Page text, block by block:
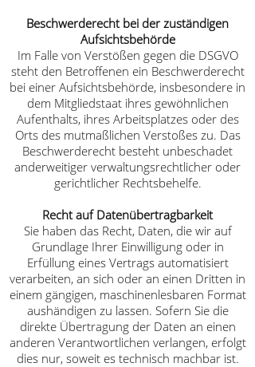
Beschwerde­recht bei der zuständigen
Aufsichts­behörde
Im Falle von Verstößen gegen die DSGVO
steht den Betroffenen ein Beschwerderecht
bei einer Aufsichtsbehörde, insbesondere in
dem Mitgliedstaat ihres gewöhnlichen
Aufenthalts, ihres Arbeitsplatzes oder des
Orts des mutmaßlichen Verstoßes zu. Das
Beschwerderecht besteht unbeschadet
anderweitiger verwaltungsrechtlicher oder
gerichtlicher Rechtsbehelfe.
Recht auf Daten­übertrag­barkeit
Sie haben das Recht, Daten, die wir auf
Grundlage Ihrer Einwilligung oder in
Erfüllung eines Vertrags automatisiert
verarbeiten, an sich oder an einen Dritten in
einem gängigen, maschinenlesbaren Format
aushändigen zu lassen. Sofern Sie die
direkte Übertragung der Daten an einen
anderen Verantwortlichen verlangen, erfolgt
dies nur, soweit es technisch machbar ist.